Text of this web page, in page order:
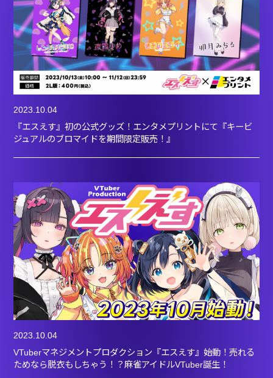
2023.10.04
『エスえす』初の公式グッズ！エンタメプリントにて『キービ
ジュアルのブロマイドを期間限定販売！』
2023.10.04
VTuberマネジメントプロダクション『エスえす』始動！売れる
ためなら脱衣もしちゃう！？麻雀アイドルVTuber誕生！